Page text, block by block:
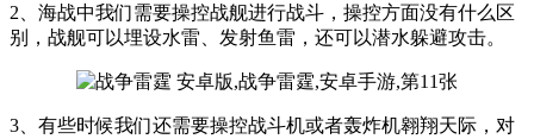
2、海战中我们需要操控战舰进行战斗，操控方面没有什么区
别，战舰可以埋设水雷、发射鱼雷，还可以潜水躲避攻击。
3、有些时候我们还需要操控战斗机或者轰炸机翱翔天际，对